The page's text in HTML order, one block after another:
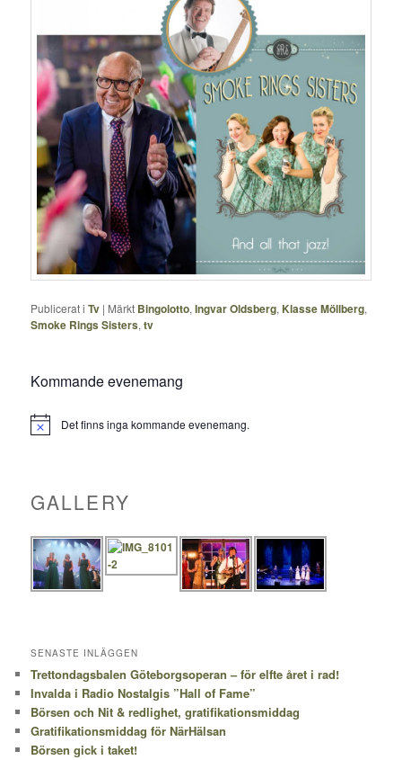
Publicerat i Tv | Märkt Bingolotto,Ingvar Oldsberg,Klasse Möllberg,
Smoke Rings Sisters,tv
Kommande evenemang
Notis Det finns inga kommande evenemang.
GALLERY
SENASTE INLÄGGEN
Trettondagsbalen Göteborgsoperan – för elfte året i rad!
Invalda i Radio Nostalgis ”Hall of Fame”
Börsen och Nit & redlighet, gratifikationsmiddag
Gratifikationsmiddag för NärHälsan
Börsen gick i taket!